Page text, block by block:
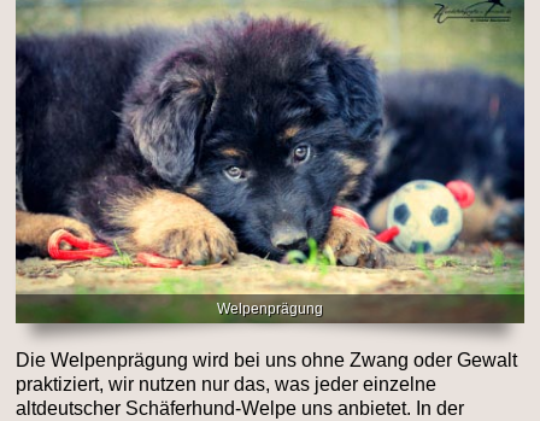
Welpenprägung
Die Welpenprägung wird bei uns ohne Zwang oder Gewalt
praktiziert, wir nutzen nur das, was jeder einzelne
altdeutscher Schäferhund-Welpe uns anbietet. In der